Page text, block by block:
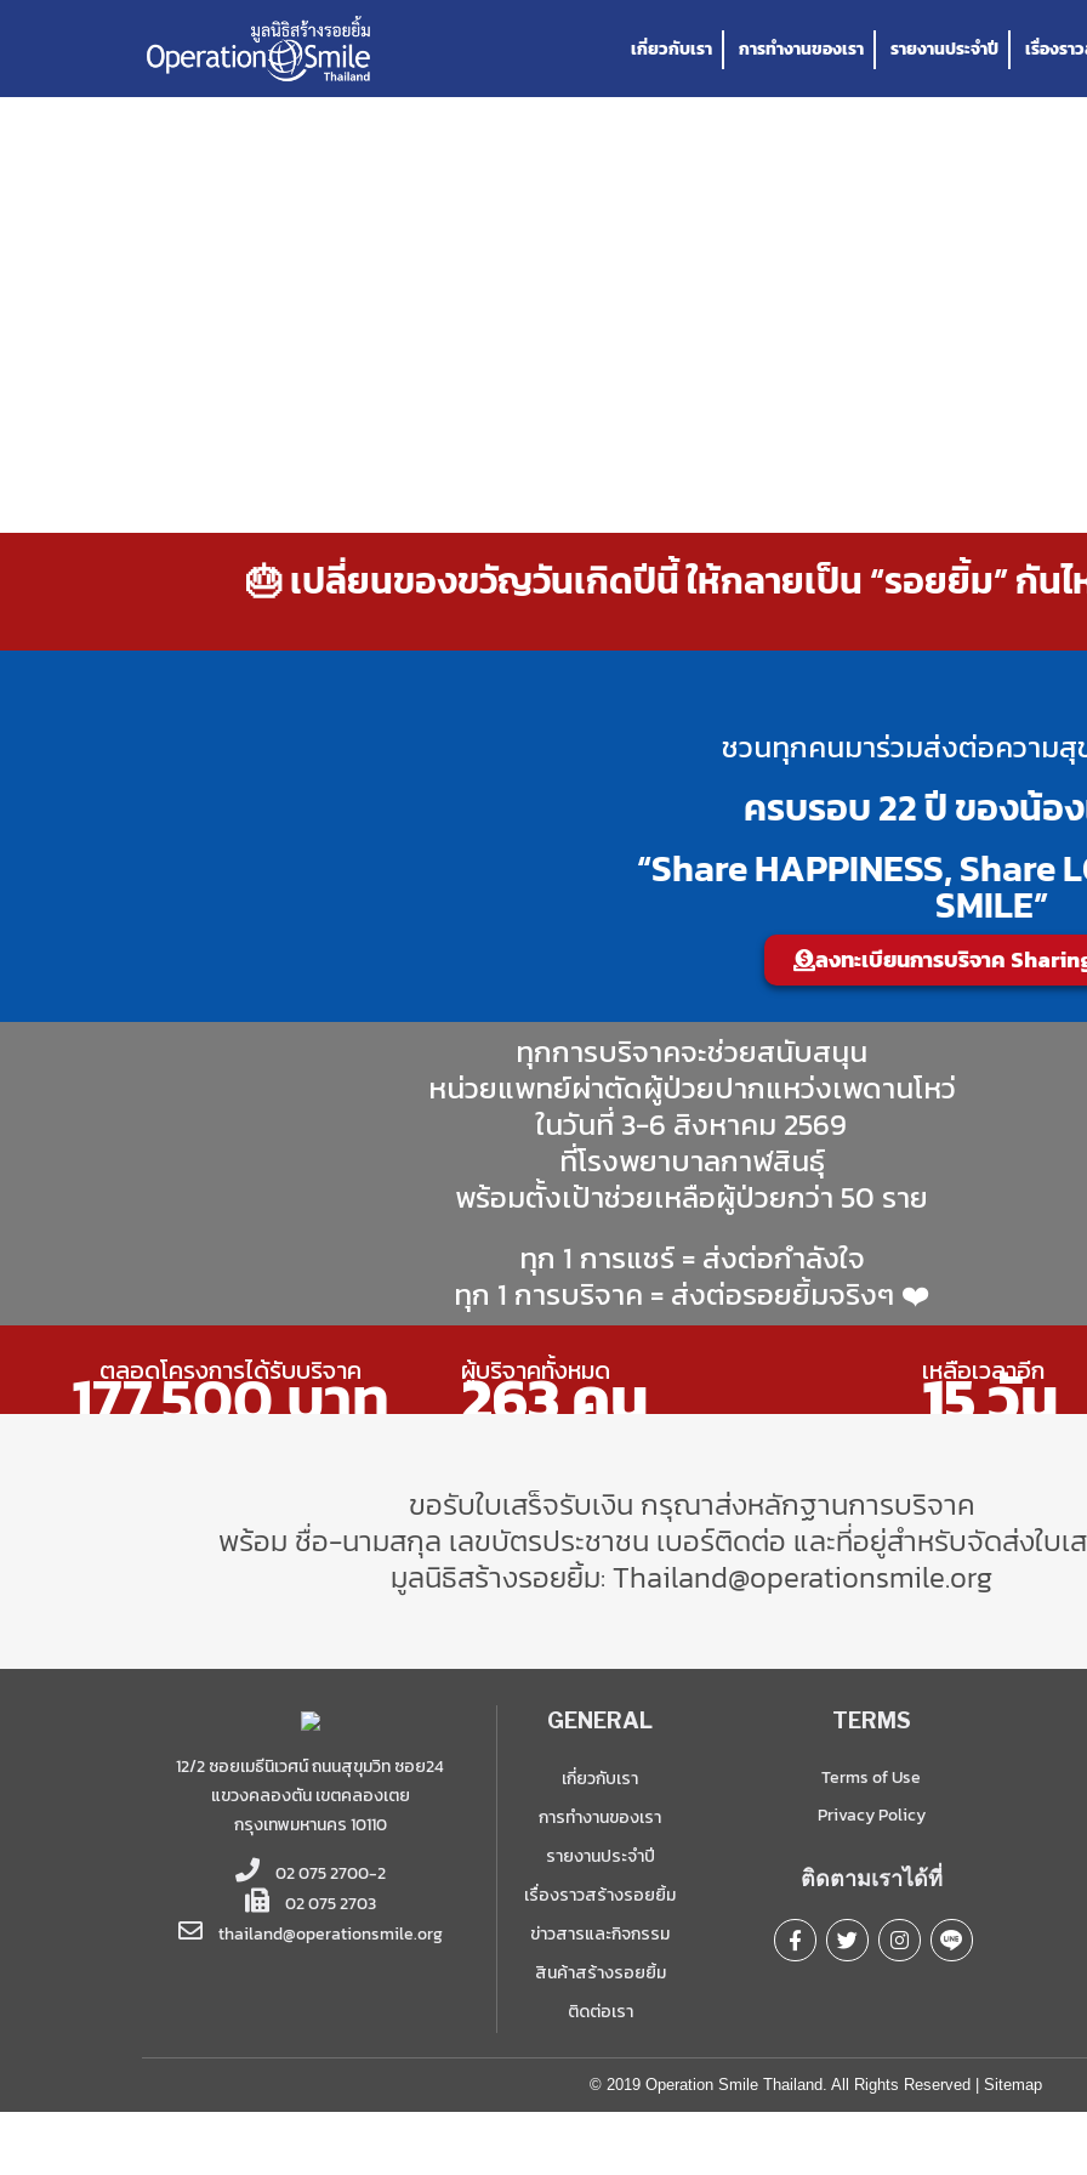
เกี่ยวกับเรา การทำงานของเรา รายงานประจำปี เรื่องรา
🎂 เปลี่ยนของขวัญวันเกิดปีนี้ ให้กลายเป็น “รอยยิ้ม” กันไ
ชวนทุกคนมาร่วมส่งต่อความ
ครบรอบ 22 ปี ของน้อ
“Share HAPPINESS, Share
SMILE”
ลงทะเบียนการบริจาค
ทุกการบริจาคจะช่วยสนับสนุน
หน่วยแพทย์ผ่าตัดผู้ป่วยปากแหว่งเพดานโหว่
ในวันที่ 3-6 สิงหาคม 2569
ที่โรงพยาบาลกาฬสินธุ์
พร้อมตั้งเป้าช่วยเหลือผู้ป่วยกว่า 50 ราย
ทุก 1 การแชร์ = ส่งต่อกำลังใจ
ทุก 1 การบริจาค = ส่งต่อรอยยิ้มจริงๆ ❤️
ตลอดโครงการได้รับบริจาค
177,500บาท ผู้บริจาคทั้งหมด
263คน เหลือเวลาอีก
15วัน
ขอรับใบเสร็จรับเงิน กรุณาส่งหลักฐานการบริจาค
พร้อม ชื่อ-นามสกุล เลขบัตรประชาชน เบอร์ติดต่อ และที่อยู่สำหรับจัดส่งใบเ
มูลนิธิสร้างรอยยิ้ม: Thailand@operationsmile.org
12/2 ซอยเมธีนิเวศน์ ถนนสุขุมวิท ซอย24
แขวงคลองตัน เขตคลองเตย
กรุงเทพมหานคร 10110
02 075 2700-2
02 075 2703
thailand@operationsmile.org
GENERAL
เกี่ยวกับเรา
การทำงานของเรา
รายงานประจำปี
เรื่องราวสร้างรอยยิ้ม
ข่าวสารและกิจกรรม
สินค้าสร้างรอยยิ้ม
ติดต่อเรา
TERMS
Terms of Use
Privacy Policy
ติดตามเราได้ที่
© 2019 Operation Smile Thailand. All Rights Reserved | Sitemap